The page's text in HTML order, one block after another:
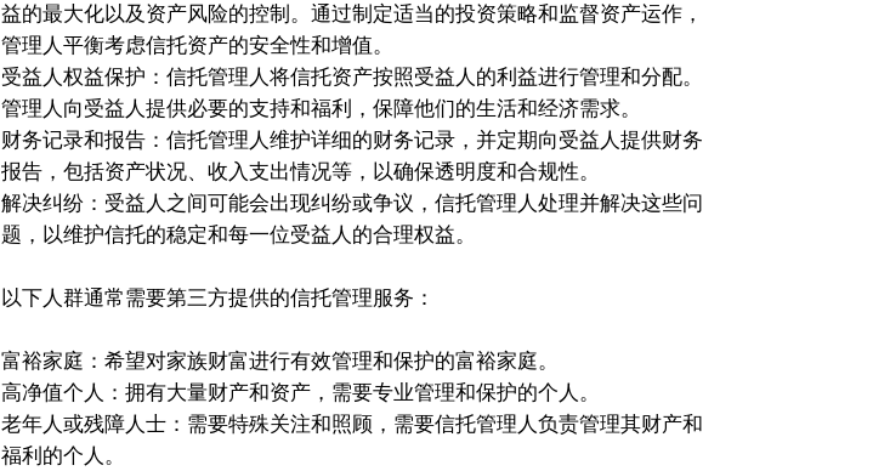
益的最大化以及资产风险的控制。通过制定适当的投资策略和监督资产运作，
管理人平衡考虑信托资产的安全性和增值。
受益人权益保护：信托管理人将信托资产按照受益人的利益进行管理和分配。
管理人向受益人提供必要的支持和福利，保障他们的生活和经济需求。
财务记录和报告：信托管理人维护详细的财务记录，并定期向受益人提供财务
报告，包括资产状况、收入支出情况等，以确保透明度和合规性。
解决纠纷：受益人之间可能会出现纠纷或争议，信托管理人处理并解决这些问
题，以维护信托的稳定和每一位受益人的合理权益。
以下人群通常需要第三方提供的信托管理服务：
富裕家庭：希望对家族财富进行有效管理和保护的富裕家庭。
高净值个人：拥有大量财产和资产，需要专业管理和保护的个人。
老年人或残障人士：需要特殊关注和照顾，需要信托管理人负责管理其财产和
福利的个人。